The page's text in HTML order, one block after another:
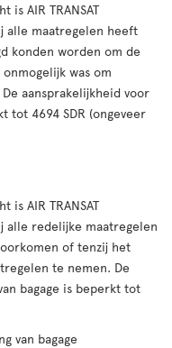
is AIR TRANSAT
alle maatregelen heeft
konden worden om de
was om
aansprakelijkheid voor
tot 4694 SDR (ongeveer
is AIR TRANSAT
alle redelijke maatregelen
of tenzij het
te nemen. De
bagage is beperkt tot
van bagage